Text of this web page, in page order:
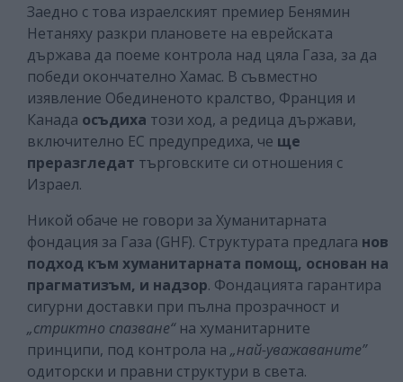
Заедно с това израелският премиер Бенямин
Нетаняху разкри плановете на еврейската
държава да поеме контрола над цяла Газа, за да
победи окончателно Хамас. В съвместно
изявление Обединеното кралство, Франция и
Канада осъдиха този ход, а редица държави,
включително ЕС предупредиха, че ще
преразгледат търговските си отношения с
Израел.
Никой обаче не говори за Хуманитарната
фондация за Газа (GHF). Структурата предлага нов
подход към хуманитарната помощ, основан на
прагматизъм, и надзор. Фондацията гарантира
сигурни доставки при пълна прозрачност и
„стриктно спазване“на хуманитарните
принципи, под контрола на „най-уважаваните”
одиторски и правни структури в света.